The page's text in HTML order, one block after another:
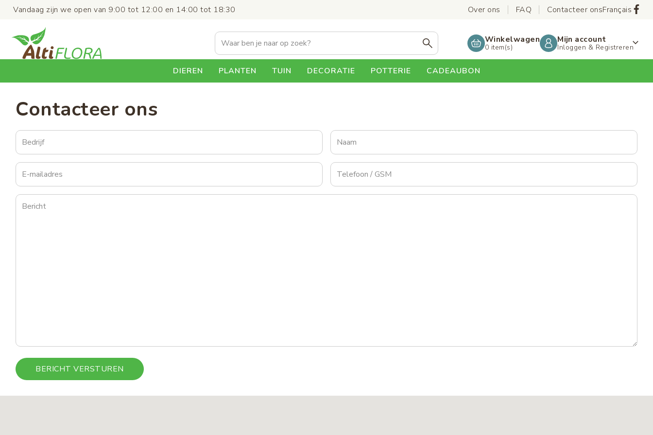
Overslaan
Vandaag zijn we open van 9:00 tot 12:00 en 14:00 tot 18:30
Header
Over ons FAQ Contacteer onsFrançais
Hoofdnavigatie
DIEREN PLANTEN TUIN DECORATIE POTTERIE CADEAUBON
Winkelwagen
0 item(s)
Mijn account
Inloggen & Registreren
Contacteer ons
Bedrijf Naam
E-
mailadres
Telefoon
/
GSM
Bericht
BERICHT VERSTUREN